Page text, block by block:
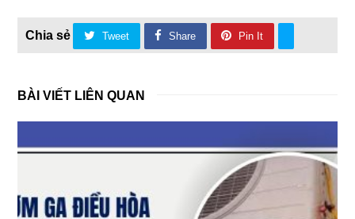
Tweet Share Pin It
BÀI VIẾT LIÊN QUAN